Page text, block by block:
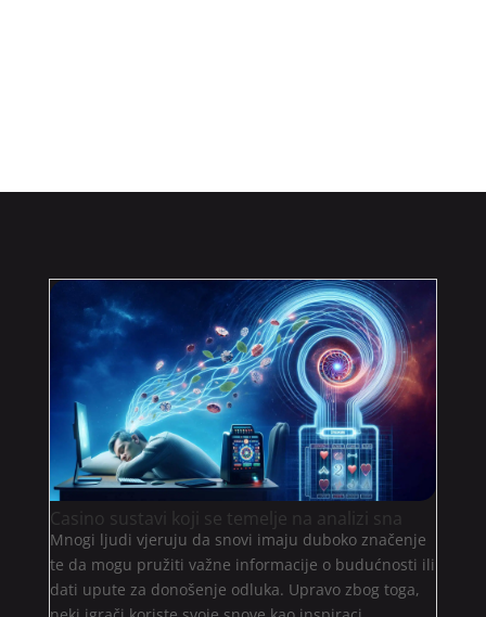
Casino sustavi koji se temelje na analizi sna
Mnogi ljudi vjeruju da snovi imaju duboko značenje
te da mogu pružiti važne informacije o budućnosti ili
dati upute za donošenje odluka. Upravo zbog toga,